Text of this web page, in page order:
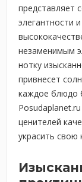
представляет
элегантности
незаменимым
нотку
привнесет
каждое блюдо
ценителей
украсить свою